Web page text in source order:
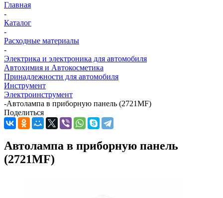
Главная
-
Каталог
-
Расходные материалы
-
Электрика и электроника для автомобиля
Автохимия и Автокосметика
Принадлежности для автомобиля
Инструмент
Электроинструмент
-Автолампа в приборную панель (2721MF)
Поделиться
Автолампа в приборную панель
(2721MF)